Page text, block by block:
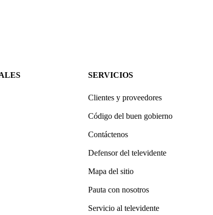
SERVICIOS
Clientes y proveedores
Código del buen gobierno
Contáctenos
Defensor del televidente
Mapa del sitio
Pauta con nosotros
Servicio al televidente